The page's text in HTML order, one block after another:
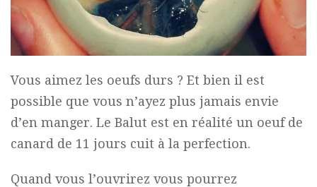
Vous aimez les oeufs durs ? Et bien il est
possible que vous n’ayez plus jamais envie
d’en manger. Le Balut est en réalité un oeuf de
canard de 11 jours cuit à la perfection.
Quand vous l’ouvrirez vous pourrez